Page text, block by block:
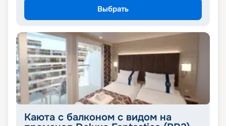
Выбрать
Каюта с балконом с видом на